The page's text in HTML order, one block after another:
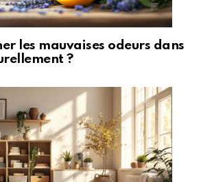
les mauvaises odeurs dans
?